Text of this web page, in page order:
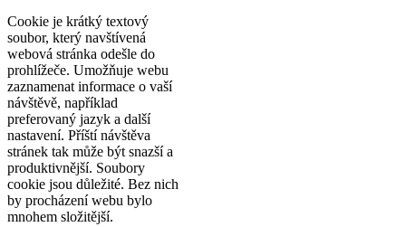
Cookie je krátký textový
soubor, který navštívená
webová stránka odešle do
prohlížeče. Umožňuje webu
zaznamenat informace o vaší
návštěvě, například
preferovaný jazyk a další
nastavení. Příští návštěva
stránek tak může být snazší a
produktivnější. Soubory
cookie jsou důležité. Bez nich
by procházení webu bylo
mnohem složitější.